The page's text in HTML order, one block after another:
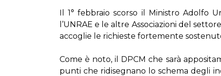
Il 1° feb­bra­io scor­so il Mi­ni­stro Adol­fo
l’UN­RAE e le al­tre As­so­cia­zio­ni del
ac­co­glie le ri­chie­ste for­te­men­te
Co­me è no­to, il DPCM che sa­rà
pun­ti che ri­di­se­gna­no lo sche­ma de­gli